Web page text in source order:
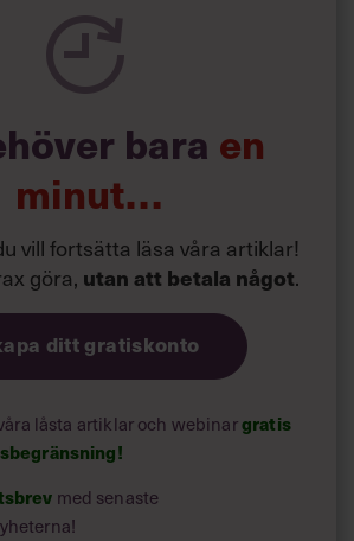
I vår första lokal hyrde vi
markerade våra kvadratmeter med
vi sedan flyttade allt eftersom vi
Stordalens krönika: ”Jag struntar i
bara en
minut…
vill fortsätta läsa våra artiklar!
göra, utan att betala något.
ditt gratiskonto
låsta artiklar och webinargratis
med senaste